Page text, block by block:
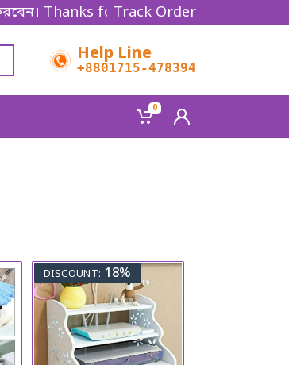
Thanks for shopping!Track Order
Help Line
+8801715-478394
0
DISCOUNT: 18%